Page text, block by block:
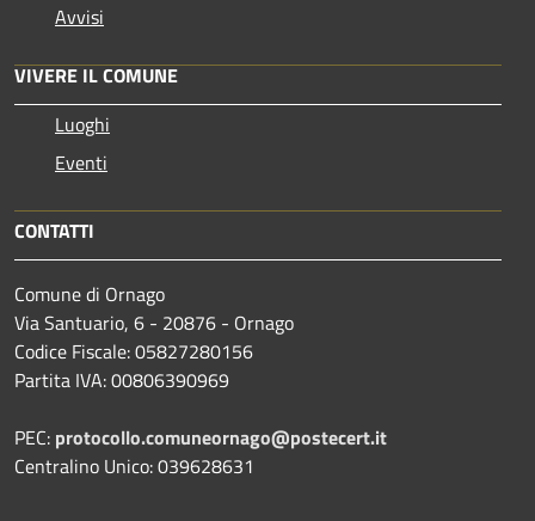
Avvisi
VIVERE IL COMUNE
Luoghi
Eventi
CONTATTI
Comune di Ornago
Via Santuario, 6 - 20876 - Ornago
Codice Fiscale: 05827280156
Partita IVA: 00806390969
PEC: protocollo.comuneornago@postecert.it
Centralino Unico: 039628631